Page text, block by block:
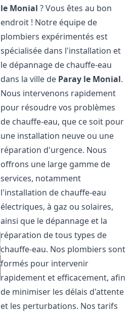
le Monial ? Vous êtes au bon
endroit ! Notre équipe de
plombiers expérimentés est
spécialisée dans l'installation et
le dépannage de chauffe-eau
dans la ville de Paray le Monial.
Nous intervenons rapidement
pour résoudre vos problèmes
de chauffe-eau, que ce soit pour
une installation neuve ou une
réparation d'urgence. Nous
offrons une large gamme de
services, notamment
l'installation de chauffe-eau
électriques, à gaz ou solaires,
ainsi que le dépannage et la
réparation de tous types de
chauffe-eau. Nos plombiers sont
formés pour intervenir
rapidement et efficacement, afin
de minimiser les délais d'attente
et les perturbations. Nos tarifs